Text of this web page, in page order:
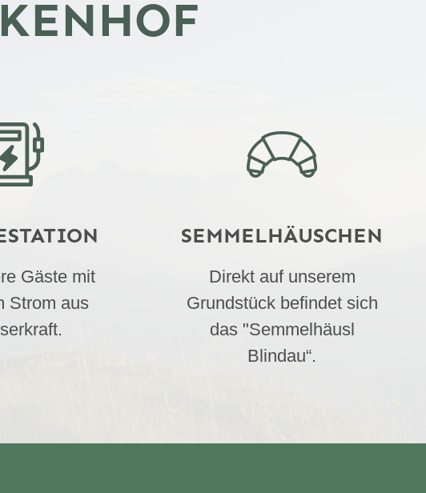
Gäste mit
Strom aus
SEMMELHÄUSCHEN
Direkt auf unserem
Grundstück befindet sich
das "Semmelhäusl
Blindau“.